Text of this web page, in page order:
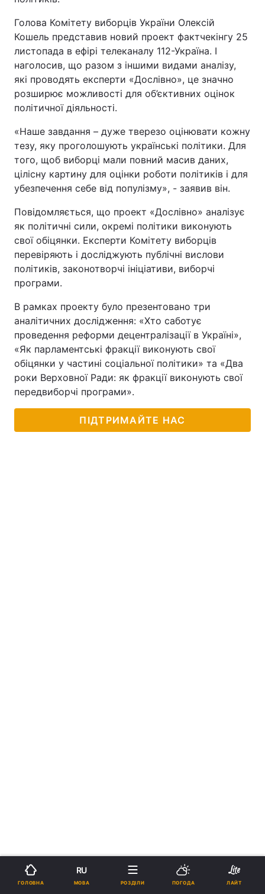
Голова Комітету виборців України Олексій
Кошель представив новий проект фактчекінгу 25
листопада в ефірі телеканалу 112-Україна. І
наголосив, що разом з іншими видами аналізу,
які проводять експерти «Дослівно», це значно
розширює можливості для об’єктивних оцінок
політичної діяльності.
«Наше завдання – дуже тверезо оцінювати кожну
тезу, яку проголошують українські політики. Для
того, щоб виборці мали повний масив даних,
цілісну картину для оцінки роботи політиків і для
убезпечення себе від популізму», - заявив він.
Повідомляється, що проект «Дослівно» аналізує
як політичні сили, окремі політики виконують
свої обіцянки. Експерти Комітету виборців
перевіряють і досліджують публічні вислови
політиків, законотворчі ініціативи, виборчі
програми.
В рамках проекту було презентовано три
аналітичних дослідження: «Хто саботує
проведення реформи децентралізації в Україні»,
«Як парламентські фракції виконують свої
обіцянки у частині соціальної політики» та «Два
роки Верховної Ради: як фракції виконують свої
передвиборчі програми».
ПІДТРИМАЙТЕ НАС
ГОЛОВНА
RU
МОВА РОЗДІЛИ ПОГОДА ЛАЙТ